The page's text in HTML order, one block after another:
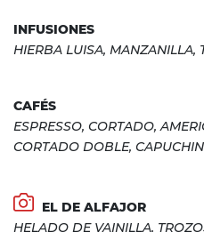
INFUSIONES
HIERBA LUISA, MANZANILLA,
CAFÉS
ESPRESSO, CORTADO,
CORTADO DOBLE,
EL DE ALFAJOR
HELADO DE VAINILLA,